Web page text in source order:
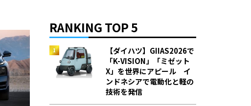
RANKING TOP 5
【ダイハツ】GIIAS2026で
「K-VISION」「ミゼット
X」を世界にアピール イ
ンドネシアで電動化と軽の
技術を発信